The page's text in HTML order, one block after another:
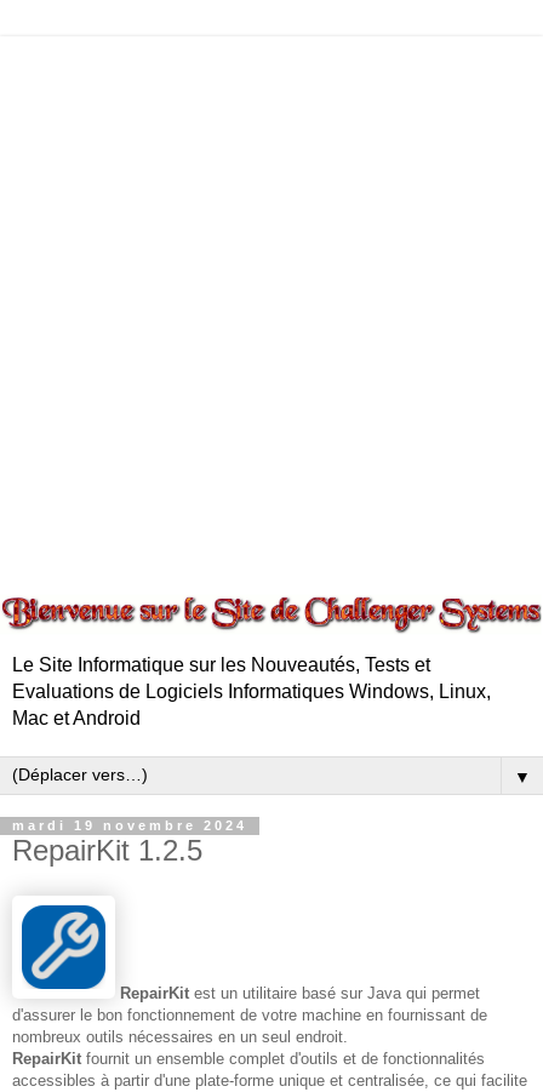
Le Site Informatique sur les Nouveautés, Tests et
Evaluations de Logiciels Informatiques Windows, Linux,
Mac et Android
▼
mardi 19 novembre 2024
RepairKit 1.2.5
RepairKit est un utilitaire basé sur Java qui permet
d'assurer le bon fonctionnement de votre machine en fournissant de
nombreux outils nécessaires en un seul endroit.
RepairKit fournit un ensemble complet d'outils et de fonctionnalités
accessibles à partir d'une plate-forme unique et centralisée, ce qui facilite